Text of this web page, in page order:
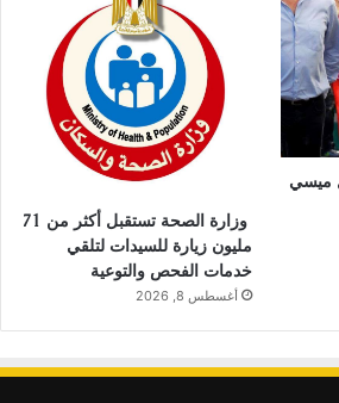
ميسي
وزارة الصحة تستقبل أكثر من 71
مليون زيارة للسيدات لتلقي
خدمات الفحص والتوعية
أغسطس 8, 2026